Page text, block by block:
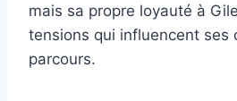
mais sa propre loyauté à
tensions qui influencent ses
parcours.